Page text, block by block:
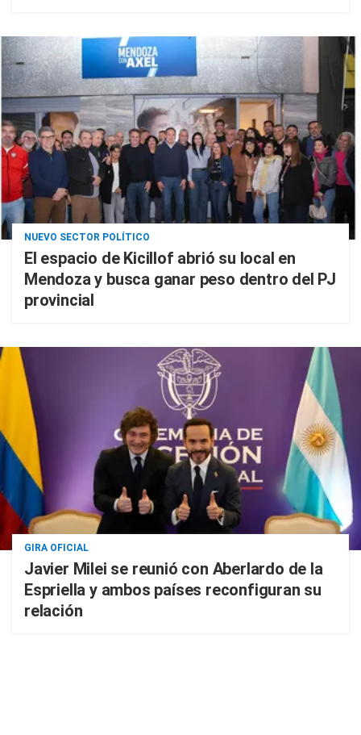
NUEVO SECTOR POLÍTICO
El espacio de Kicillof abrió su local en
Mendoza y busca ganar peso dentro del PJ
provincial
GIRA OFICIAL
Javier Milei se reunió con Aberlardo de la
Espriella y ambos países reconfiguran su
relación